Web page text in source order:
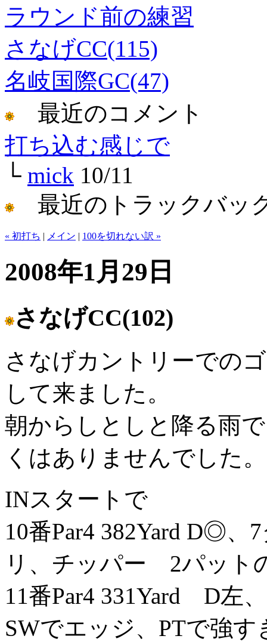
ラウンド前の練習
さなげCC(115)
名岐国際GC(47)
最近のコメント
打ち込む感じで
└ mick 10/11
最近のトラックバッ
« 初打ち | メイン | 100を切れない訳 »
2008年1月29日
さなげCC(102)
さなげカントリーでの
して来ました。
朝からしとしと降る雨
くはありませんでした。
INスタートで
10番Par4 382Yard D◎、
リ、チッパー 2パット
11番Par4 331Yard D左
SWでエッジ、PTで強